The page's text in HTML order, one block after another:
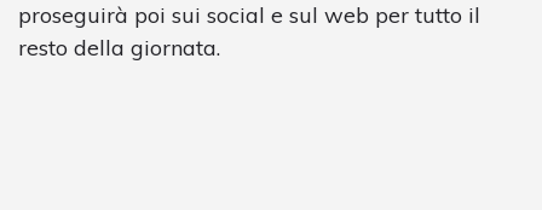
proseguirà poi sui social e sul web per tutto il
resto della giornata.